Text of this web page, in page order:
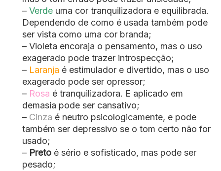
– Verde uma cor tranquilizadora e equilibrada.
Dependendo de como é usada também pode
ser vista como uma cor branda;
– Violeta encoraja o pensamento, mas o uso
exagerado pode trazer introspecção;
– Laranja é estimulador e divertido, mas o uso
exagerado pode ser opressor;
– Rosa é tranquilizadora. E aplicado em
demasia pode ser cansativo;
– Cinza é neutro psicologicamente, e pode
também ser depressivo se o tom certo não for
usado;
– Preto é sério e sofisticado, mas pode ser
pesado;